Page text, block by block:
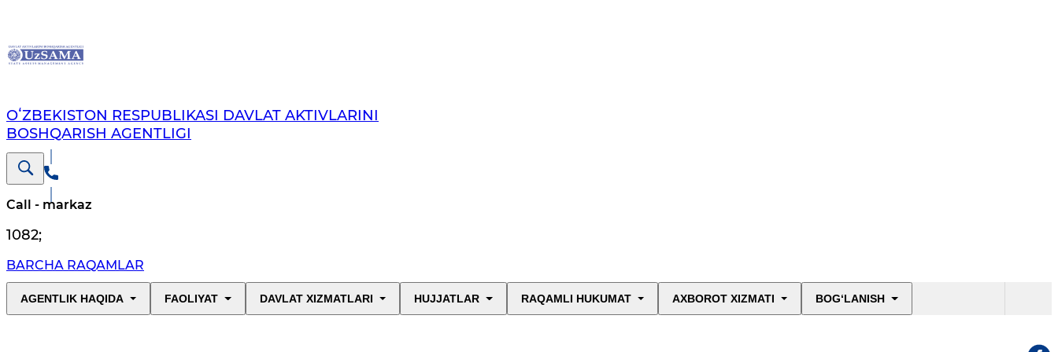
OʻZBEKISTON RESPUBLIKASI DAVLAT AKTIVLARINI
BOSHQARISH AGENTLIGI
Call - markaz
1082;
BARCHA RAQAMLAR
AGENTLIK HAQIDA FAOLIYAT DAVLAT XIZMATLARI HUJJATLAR RAQAMLI HUKUMAT AXBOROT XIZMATI BOG‘LANISH